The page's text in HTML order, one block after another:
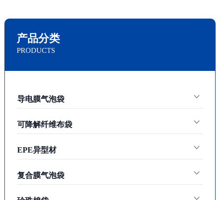
产品分类
PRODUCTS
导电膜气泡袋
可降解纤维布袋
EPE异型材
复合膜气泡袋